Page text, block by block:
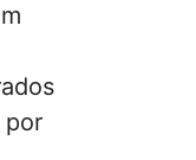
por